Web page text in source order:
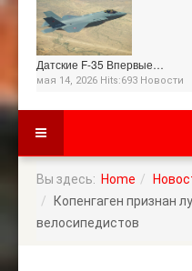
Датские F-35 Впервые…
мая 14, 2026 Hits:693 Новости
Вы здесь: Home
Копенгаген признан
велосипедистов